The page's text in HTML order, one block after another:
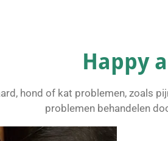
Happy
hond of kat problemen, zoals
problemen behandelen